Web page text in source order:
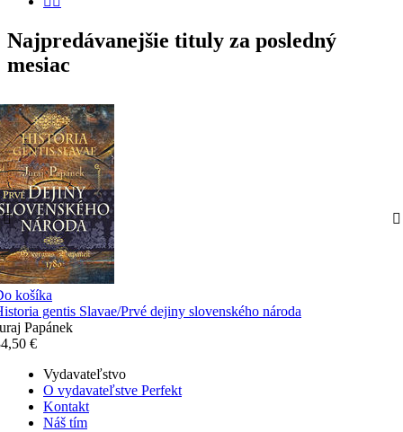
Najpredávanejšie tituly za posledný
mesiac
košíka
gentis Slavae/Prvé dejiny slovenského národa
Papánek
€
Vydavateľstvo
O vydavateľstve Perfekt
Kontakt
Náš tím